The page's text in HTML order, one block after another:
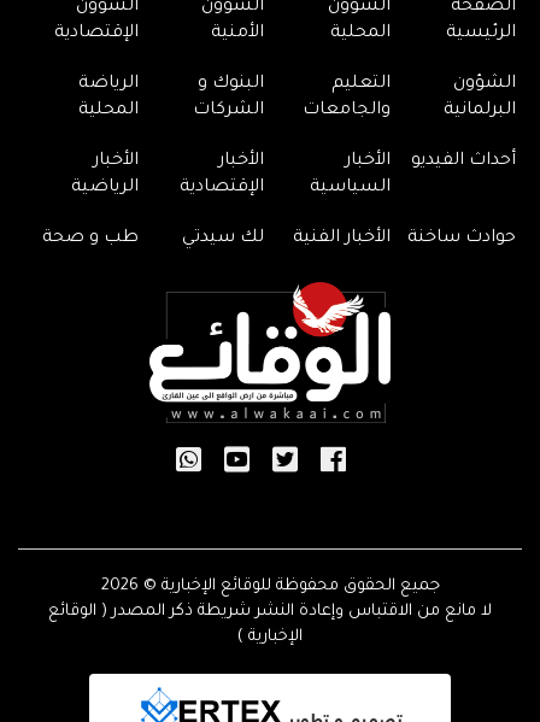
الصفحة
الرئيسية
الشؤون
المحلية
الشؤون
الأمنية
الشؤون
الإقتصادية
الشؤون
البرلمانية
التعليم
والجامعات
البنوك و
الشركات
الرياضة
المحلية
أحداث الفيديو
الأخبار
السياسية
الأخبار
الإقتصادية
الأخبار
الرياضية
حوادث ساخنة الأخبار الفنية لك سيدتي طب و صحة
جميع الحقوق محفوظة للوقائع الإخبارية © 2026
لا مانع من الاقتباس وإعادة النشر شريطة ذكر المصدر ( الوقائع
الإخبارية )